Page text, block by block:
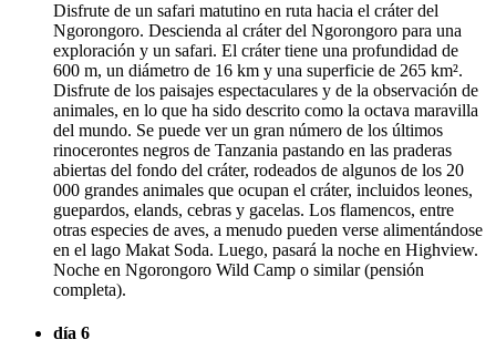
Disfrute de un safari matutino en ruta hacia el cráter del
Ngorongoro. Descienda al cráter del Ngorongoro para una
exploración y un safari. El cráter tiene una profundidad de
600 m, un diámetro de 16 km y una superficie de 265 km².
Disfrute de los paisajes espectaculares y de la observación de
animales, en lo que ha sido descrito como la octava maravilla
del mundo. Se puede ver un gran número de los últimos
rinocerontes negros de Tanzania pastando en las praderas
abiertas del fondo del cráter, rodeados de algunos de los 20
000 grandes animales que ocupan el cráter, incluidos leones,
guepardos, elands, cebras y gacelas. Los flamencos, entre
otras especies de aves, a menudo pueden verse alimentándose
en el lago Makat Soda. Luego, pasará la noche en Highview.
Noche en Ngorongoro Wild Camp o similar (pensión
completa).
día 6